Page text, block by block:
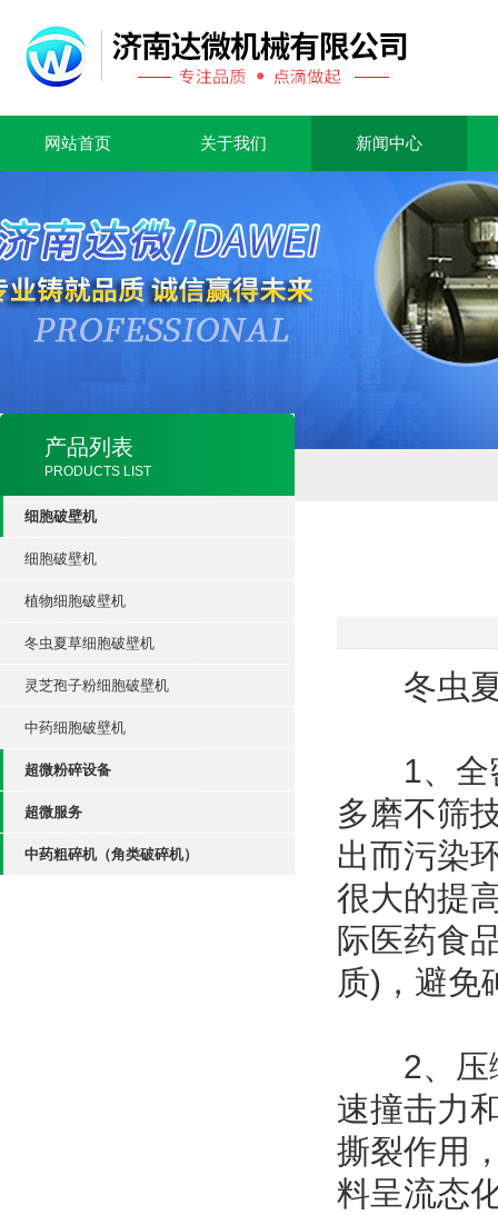
网站首页 关于我们 新闻中心
产品列表
PRODUCTS LIST
细胞破壁机
细胞破壁机
植物细胞破壁机
冬虫夏草细胞破壁机
灵芝孢子粉细胞破壁机
中药细胞破壁机
超微粉碎设备
超微服务
中药粗碎机（角类破碎机）
冬虫夏
1、全密
多磨不筛
出而污染
很大的提
际医药食
质)，避免
2、压缩
速撞击力
撕裂作用
料呈流态